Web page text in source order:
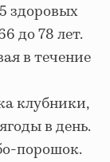
здоровых
до 78 лет.
в течение
клубники,
в день.
порошок.